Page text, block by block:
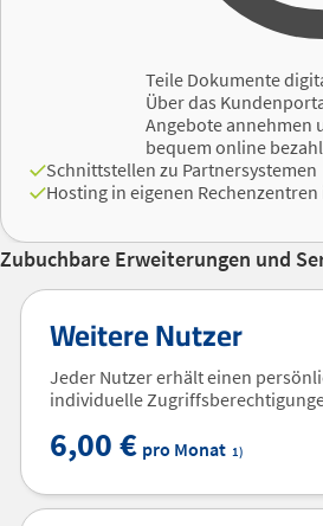
Teile Dokumente
Über das
Angebote annehmen
bequem online
Schnittstellen zu Partnersystemen
Hosting in eigenen
Zubuchbare Erweiterungen und
Weitere Nutzer
Jeder Nutzer erhält einen
individuelle
6,00 € pro Monat 1)